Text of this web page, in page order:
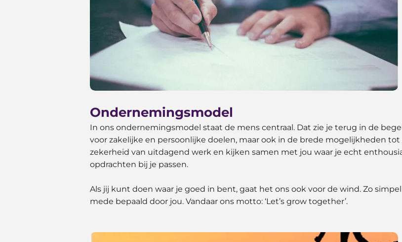
Ondernemingsmodel
In ons ondernemingsmodel staat de mens centraal. Dat zie je terug in de
voor zakelijke en persoonlijke doelen, maar ook in de brede mogelijkheden
zekerheid van uitdagend werk en kijken samen met jou waar je echt
opdrachten bij je passen.
Als jij kunt doen waar je goed in bent, gaat het ons ook voor de wind. Zo
mede bepaald door jou. Vandaar ons motto: ‘Let’s grow together’.